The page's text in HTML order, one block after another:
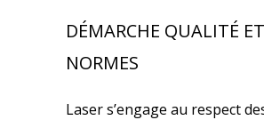
DÉMARCHE QUALITÉ ET
NORMES
Laser s’engage au respect